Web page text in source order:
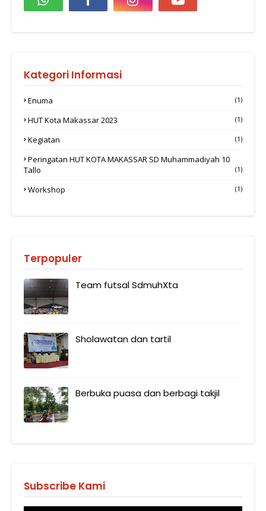
Kategori Informasi
Enuma (1)
HUT Kota Makassar 2023 (1)
Kegiatan (1)
Peringatan HUT KOTA MAKASSAR SD Muhammadiyah 10
Tallo
(1)
Workshop (1)
Terpopuler
Team futsal SdmuhXta
Sholawatan dan tartil
Berbuka puasa dan berbagi takjil
Subscribe Kami